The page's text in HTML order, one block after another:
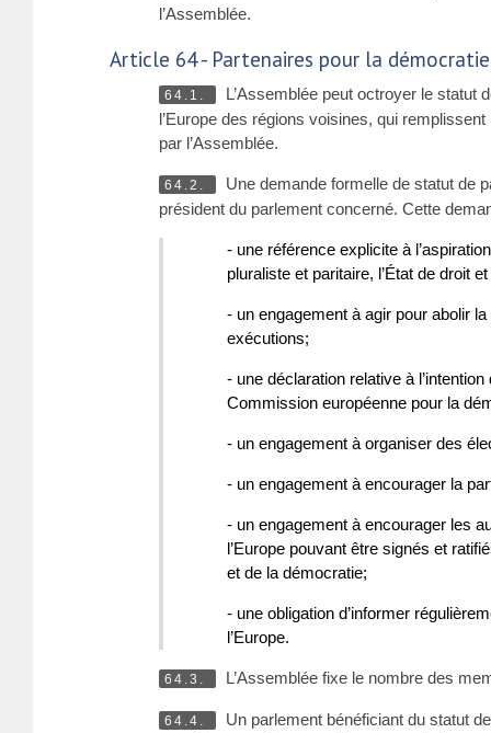
l’Assemblée.
Article 64 - Partenaires pour la démocratie
64.1.
L’Assemblée peut octroyer le statut
l’Europe des régions voisines, qui
par l’Assemblée.
64.2.
Une demande formelle de statut de
président du parlement concerné. Cette
- une référence explicite à
pluraliste et paritaire, l’État de droit
- un engagement à agir pour abolir
exécutions;
- une déclaration relative à
Commission européenne pour la
- un engagement à organiser des
- un engagement à encourager la
- un engagement à encourager les
l’Europe pouvant être signés et
et de la démocratie;
- une obligation d’informer
l’Europe.
64.3. L’Assemblée fixe le nombre des
64.4.
Un parlement bénéficiant du statut